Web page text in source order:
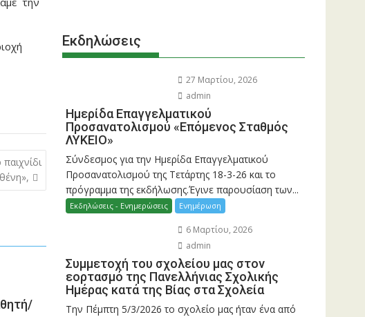
Εκδηλώσεις
27 Μαρτίου, 2026
admin
Ημερίδα Επαγγελματικού
Προσανατολισμού «Επόμενος Σταθμός
ΛΥΚΕΙΟ»
Σύνδεσμος για την Ημερίδα Επαγγελματικού
Προσανατολισμού της Τετάρτης 18-3-26 και το
πρόγραμμα της εκδήλωσης.Έγινε παρουσίαση των...
Εκδηλώσεις - Ενημερώσεις Ενημέρωση
6 Μαρτίου, 2026
admin
Συμμετοχή του σχολείου μας στον
εορτασμό της Πανελλήνιας Σχολικής
Ημέρας κατά της Βίας στα Σχολεία
Την Πέμπτη 5/3/2026 το σχολείο μας ήταν ένα από